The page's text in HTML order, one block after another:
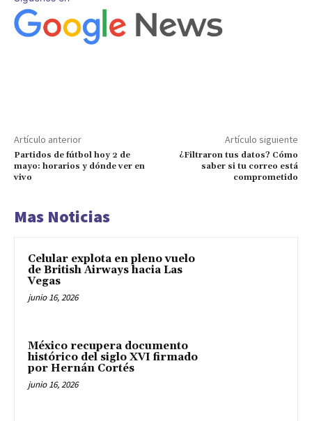
Artículo anterior
Partidos de fútbol hoy 2 de
mayo: horarios y dónde ver en
vivo
Artículo siguiente
¿Filtraron tus datos? Cómo
saber si tu correo está
comprometido
Mas Noticias
Celular explota en pleno vuelo
de British Airways hacia Las
Vegas
junio 16, 2026
México recupera documento
histórico del siglo XVI firmado
por Hernán Cortés
junio 16, 2026